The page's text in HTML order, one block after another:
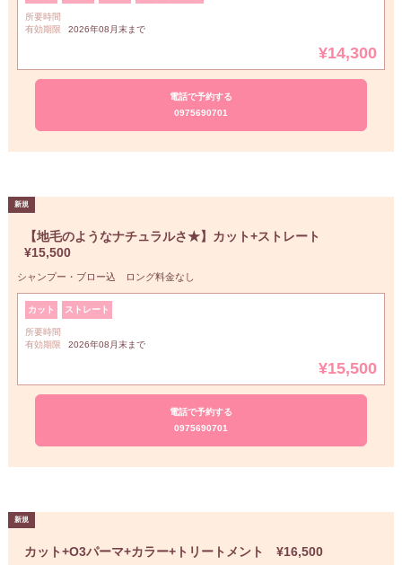
所要時間
有効期限
2026年08月末まで
¥14,300
電話で予約する
0975690701
【地毛のようなナチュラルさ★】カット+ストレート
¥15,500
シャンプー・ブロー込 ロング料金なし
カット ストレート
所要時間
有効期限
2026年08月末まで
¥15,500
電話で予約する
0975690701
カット+O3パーマ+カラー+トリートメント ¥16,500